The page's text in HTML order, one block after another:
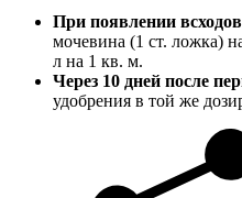
При появлении
мочевина (1 ст. ложка)
л на 1 кв. м.
Через 10 дней после
удобрения в той же